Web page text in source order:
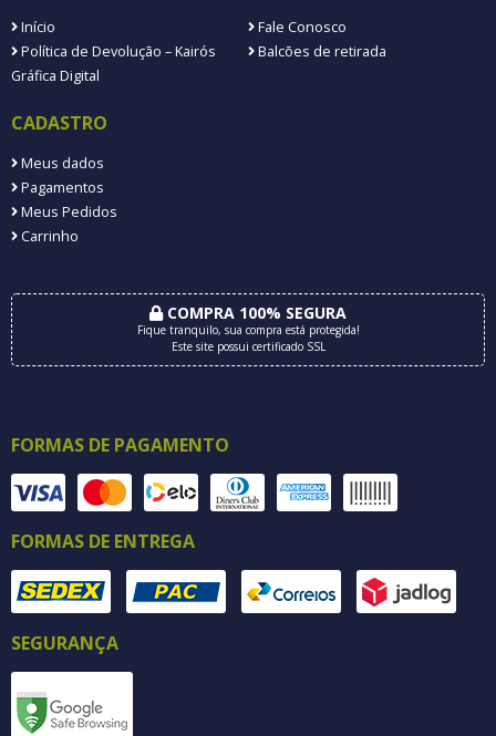
Início
Fale Conosco
Política de Devolução – Kairós
Gráfica Digital
Balcões de retirada
CADASTRO
Meus dados
Pagamentos
Meus Pedidos
Carrinho
COMPRA 100% SEGURA
Fique tranquilo, sua compra está protegida!
Este site possui certificado SSL
FORMAS DE PAGAMENTO
FORMAS DE ENTREGA
SEGURANÇA